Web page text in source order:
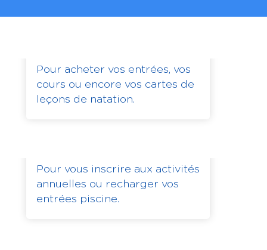
Pour acheter vos entrées, vos
cours ou encore vos cartes de
leçons de natation.
Pour vous inscrire aux activités
annuelles ou recharger vos
entrées piscine.